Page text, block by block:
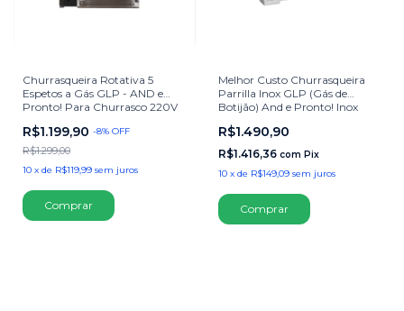
Churrasqueira Rotativa 5
Espetos a Gás GLP - AND e
Pronto! Para Churrasco 220V
R$1.199,90 -8% OFF
R$1.299,00
10 x de R$119,99 sem juros
Comprar
Melhor Custo Churrasqueira
Parrilla Inox GLP (Gás de
Botijão) And e Pronto! Inox
R$1.490,90
R$1.416,36 com Pix
10 x de R$149,09 sem juros
Comprar